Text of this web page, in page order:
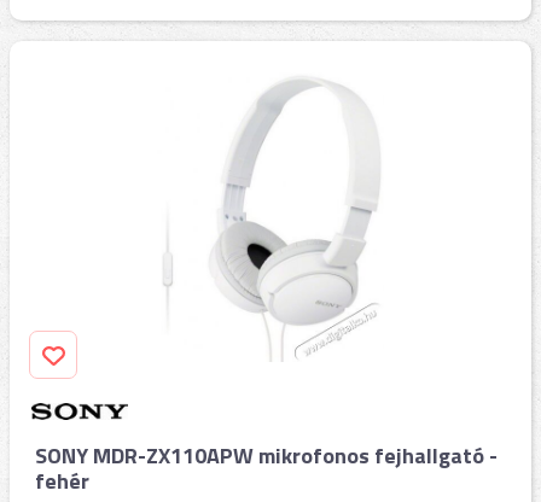
SONY MDR-ZX110APW mikrofonos fejhallgató -
fehér